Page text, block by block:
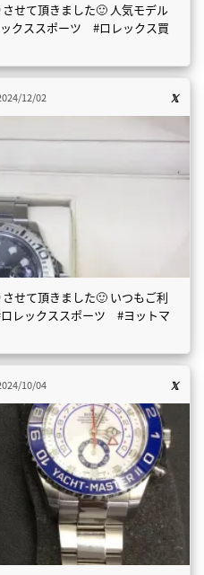
せて頂きました🙂 人気モデル
クススポーツ #ロレックス買
12/02
せて頂きました🙂 いつもご利
レックススポーツ #ヨットマ
10/04